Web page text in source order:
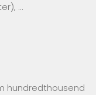
…
hundredthousend